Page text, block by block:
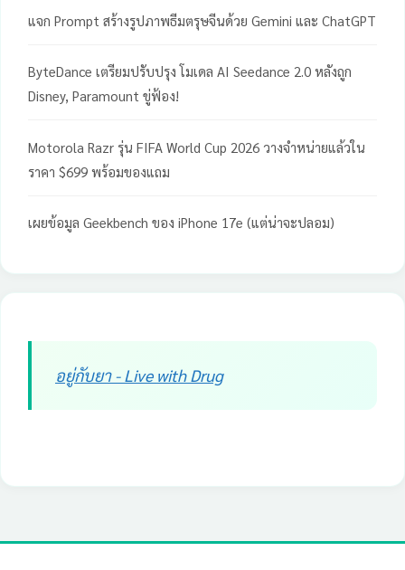
แจก Prompt สร้างรูปภาพธีมตรุษจีนด้วย Gemini และ ChatGPT
ByteDance เตรียมปรับปรุง โมเดล AI Seedance 2.0 หลังถูก
Disney, Paramount ขู่ฟ้อง!
Motorola Razr รุ่น FIFA World Cup 2026 วางจำหน่ายแล้วใน
ราคา $699 พร้อมของแถม
เผยข้อมูล Geekbench ของ iPhone 17e (แต่น่าจะปลอม)
อยู่กับยา - Live with Drug